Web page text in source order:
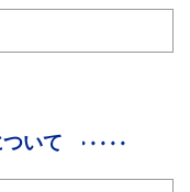
いて